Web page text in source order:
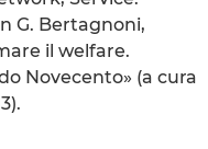
G. Bertagnoni,
il welfare.
Novecento» (a cura